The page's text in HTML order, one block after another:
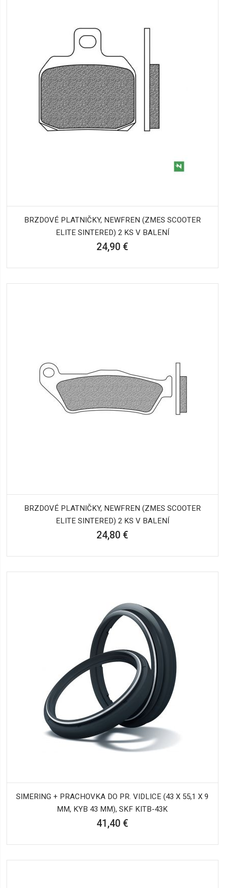
BRZDOVÉ PLATNIČKY, NEWFREN (ZMES SCOOTER
ELITE SINTERED) 2 KS V BALENÍ
24,90 €
BRZDOVÉ PLATNIČKY, NEWFREN (ZMES SCOOTER
ELITE SINTERED) 2 KS V BALENÍ
24,80 €
SIMERING + PRACHOVKA DO PR. VIDLICE (43 X 55,1 X 9
MM, KYB 43 MM), SKF KITB-43K
41,40 €